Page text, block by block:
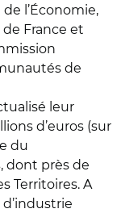
l’Économie,
France et
de
leur
d’euros (sur
du
dont près de
Territoires. A